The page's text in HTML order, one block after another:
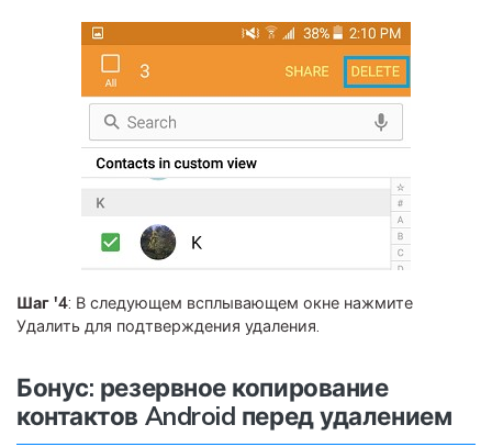
Шаг '4: В следующем всплывающем окне нажмите
Удалить для подтверждения удаления.
Бонус: резервное копирование
контактов Android перед удалением